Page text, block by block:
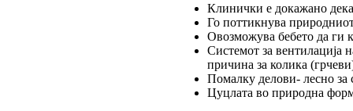
Клинички е докажано
Го поттикнува
Овозможува бебето да ги
Системот за вентилација
причина за колика
Помалку делови- лесно
Цуцлата во природна